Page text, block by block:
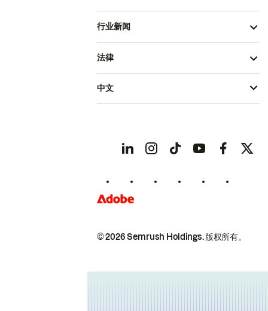
行业新闻
© 2026 Semrush Holdings.版权所有。
法律
中文